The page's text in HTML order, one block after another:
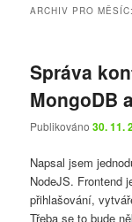
ARCHIV PRO
Správa
MongoDB
Publikováno30. 11.
Napsal jsem
NodeJS. Frontend
přihlašování,
Třeba se to bude